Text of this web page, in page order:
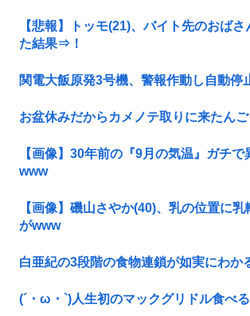
【悲報】トッモ(21)、バイト先のおば
た結果⇒！
関電大飯原発3号機、警報作動し自動停
お盆休みだからカメノテ取りに来たんご
【画像】30年前の『9月の気温』ガチで
www
【画像】磯山さやか(40)、乳の位置に
がwww
白亜紀の3段階の食物連鎖が如実にわか
(´・ω・`)人生初のマックグリドル食べ